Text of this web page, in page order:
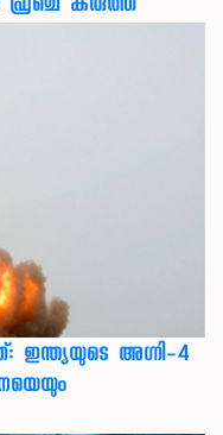
ഫ്രഞ്ച് കരുത്ത്
അഗ്നി-4